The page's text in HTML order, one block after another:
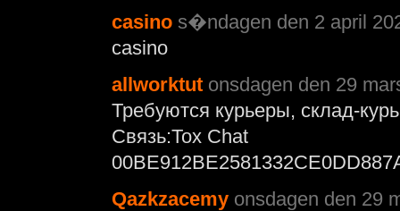
casino s�ndagen den 2 april
casino
allworktut onsdagen den 29
Требуются курьеры, склад-
Связь:Tox Chat
Qazkzacemy onsdagen den 29